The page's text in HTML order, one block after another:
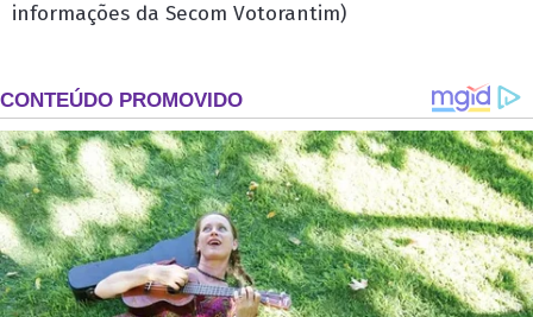
informações da Secom Votorantim)